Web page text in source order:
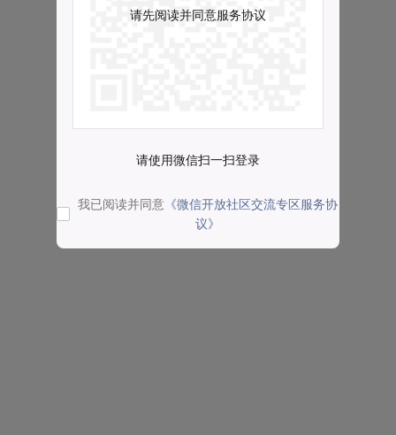
请先阅读并同意服务协议
请使用微信扫一扫登录
我已阅读并同意 《微信开放社区交流专区服务协
议》